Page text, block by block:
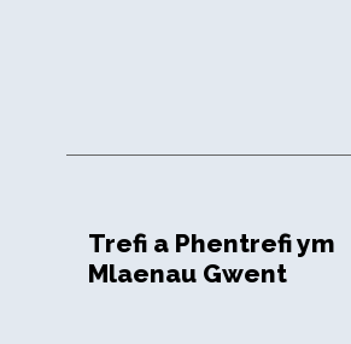
Trefi a Phentrefi ym
Mlaenau Gwent